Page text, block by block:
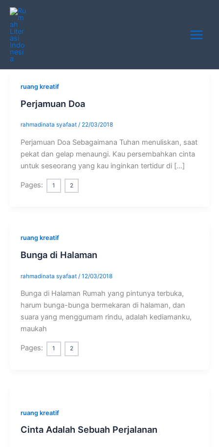
Skip
content
Menu
ruang kreatif
Perjamuan Doa
rahmadinata syafaat / 22/03/2018
Perjamuan Doa Sebagaimana Tuhan menuliskan, saat
pekat dan gelap menaungi. Kau persembahkan cinta
untuk seseorang yang kau inginkan tertidur di […]
Pages: 1 2
ruang kreatif
Bunga di Halaman
rahmadinata syafaat / 12/03/2018
Bunga di Halaman Rumah yang pintunya terbuka,
harum bunga-bunga bermekaran di halaman, dan
suara yang menggumam rindu, adalah kediamanku,
maukah
Pages: 1 2
ruang kreatif
Cinta Adalah Sebuah Perjalanan